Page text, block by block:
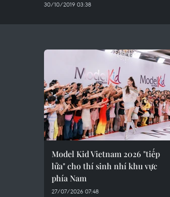
30/10/2019 03:38
Model Kid Vietnam 2026 "tiếp
lửa" cho thí sinh nhí khu vực
phía Nam
27/07/2026 07:48